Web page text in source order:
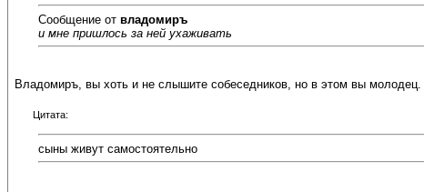
Сообщение от владомиръ
и мне пришлось за ней ухаживать
Владомиръ, вы хоть и не слышите собеседников, но в этом вы
Цитата:
сыны живут самостоятельно